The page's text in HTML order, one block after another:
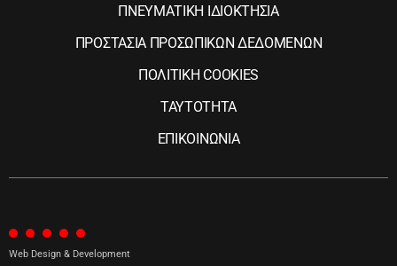
ΠΝΕΥΜΑΤΙΚΗ ΙΔΙΟΚΤΗΣΙΑ
ΠΡΟΣΤΑΣΙΑ ΠΡΟΣΩΠΙΚΩΝ ΔΕΔΟΜΕΝΩΝ
ΠΟΛΙΤΙΚΗ COOKIES
ΤΑΥΤΟΤΗΤΑ
ΕΠΙΚΟΙΝΩΝΙΑ
Web Design & Development